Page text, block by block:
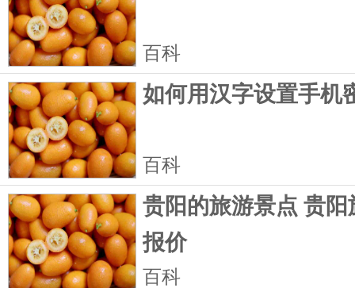
百科
如何用汉字设置手机
百科
贵阳的旅游景点 贵
报价
百科